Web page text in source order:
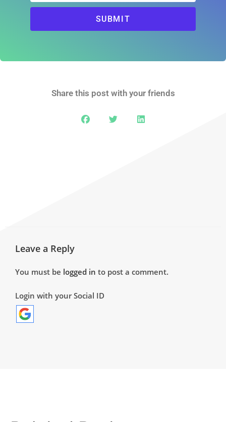
SUBMIT
Share this post with your friends
Leave a Reply
You must be logged in to post a comment.
Login with your Social ID